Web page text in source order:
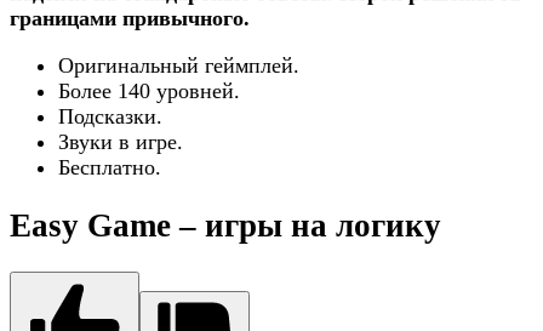
границами привычного.
Оригинальный геймплей.
Более 140 уровней.
Подсказки.
Звуки в игре.
Бесплатно.
Easy Game – игры на логику